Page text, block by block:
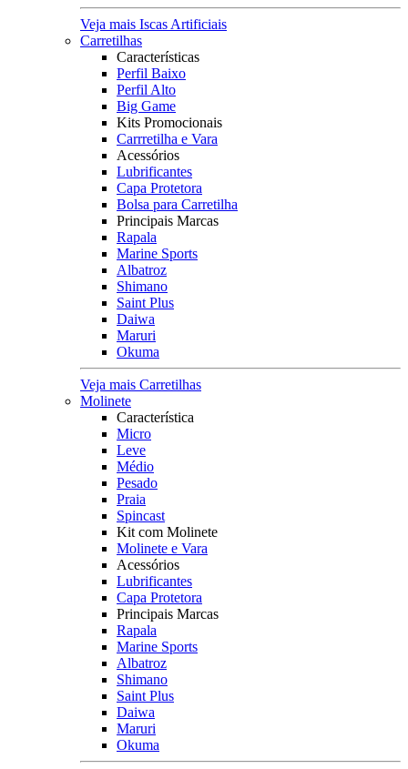
Veja mais Iscas Artificiais
Carretilhas
Características
Perfil Baixo
Perfil Alto
Big Game
Kits Promocionais
Carrretilha e Vara
Acessórios
Lubrificantes
Capa Protetora
Bolsa para Carretilha
Principais Marcas
Rapala
Marine Sports
Albatroz
Shimano
Saint Plus
Daiwa
Maruri
Okuma
Veja mais Carretilhas
Molinete
Característica
Micro
Leve
Médio
Pesado
Praia
Spincast
Kit com Molinete
Molinete e Vara
Acessórios
Lubrificantes
Capa Protetora
Principais Marcas
Rapala
Marine Sports
Albatroz
Shimano
Saint Plus
Daiwa
Maruri
Okuma